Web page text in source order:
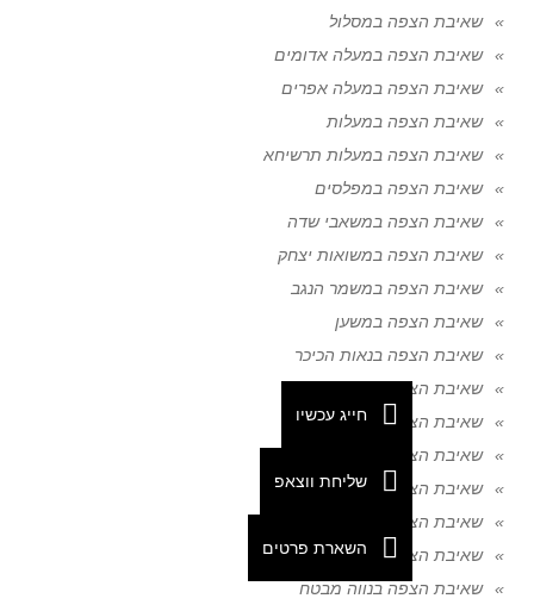
שאיבת הצפה במסלול
שאיבת הצפה במעלה אדומים
שאיבת הצפה במעלה אפרים
שאיבת הצפה במעלות
שאיבת הצפה במעלות תרשיחא
שאיבת הצפה במפלסים
שאיבת הצפה במשאבי שדה
שאיבת הצפה במשואות יצחק
שאיבת הצפה במשמר הנגב
שאיבת הצפה במשען
שאיבת הצפה בנאות הכיכר
שאיבת הצפה בנאות סמדר
שאיבת הצפה בנבטים
שאיבת הצפה בנגבה
שאיבת הצפה בנהריה
שאיבת הצפה בנוגה
שאיבת הצפה בנווה חריף
שאיבת הצפה בנווה מבטח
חייג עכשיו
שליחת ווצאפ
השארת פרטים